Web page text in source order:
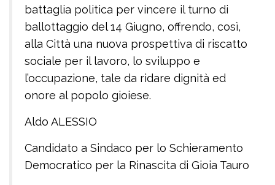
battaglia politica per vincere il turno di
ballottaggio del 14 Giugno, offrendo, così,
alla Città una nuova prospettiva di riscatto
sociale per il lavoro, lo sviluppo e
l’occupazione, tale da ridare dignità ed
onore al popolo gioiese.
Aldo ALESSIO
Candidato a Sindaco per lo Schieramento
Democratico per la Rinascita di Gioia Tauro